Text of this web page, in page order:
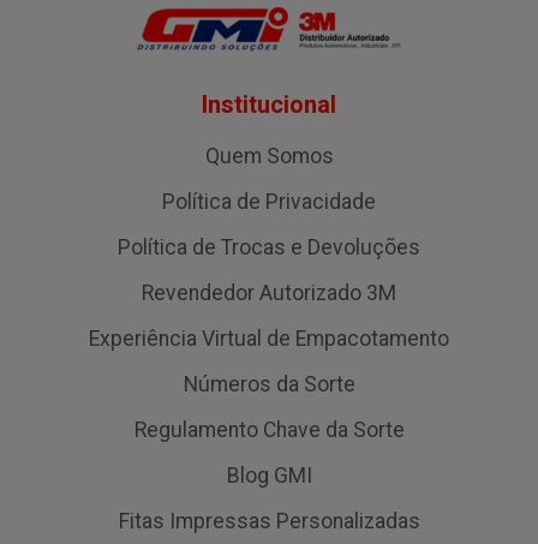
Institucional
Quem Somos
Política de Privacidade
Política de Trocas e Devoluções
Revendedor Autorizado 3M
Experiência Virtual de Empacotamento
Números da Sorte
Regulamento Chave da Sorte
Blog GMI
Fitas Impressas Personalizadas